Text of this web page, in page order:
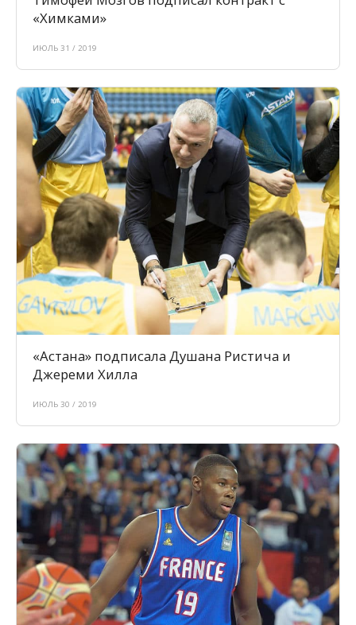
«Химками»
ИЮЛЬ 31 / 2019
«Астана» подписала Душана Ристича и
Джереми Хилла
ИЮЛЬ 30 / 2019